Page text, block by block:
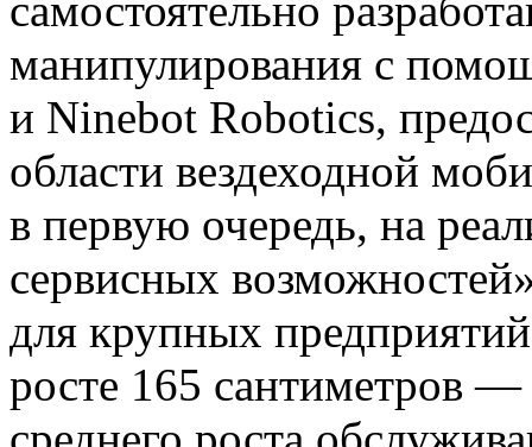
манипулирования с
и Ninebot Robotics,
области вездеходной
в первую очередь, на
сервисных
для крупных
росте 165 сантиметров